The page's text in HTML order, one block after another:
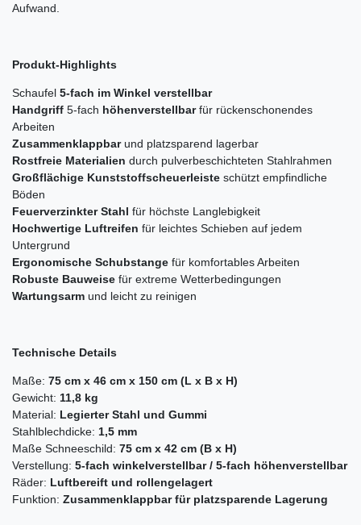
Aufwand.
Produkt-Highlights
Schaufel 5-fach im Winkel verstellbar
Handgriff 5-fach höhenverstellbarfür rückenschonendes
Arbeiten
Zusammenklappbarund platzsparend lagerbar
Rostfreie Materialien durch pulverbeschichteten Stahlrahmen
Großflächige Kunststoffscheuerleiste schützt empfindliche
Böden
Feuerverzinkter Stahl für höchste Langlebigkeit
Hochwertige Luftreifen für leichtes Schieben auf jedem
Untergrund
Ergonomische Schubstange für komfortables Arbeiten
Robuste Bauweise für extreme Wetterbedingungen
Wartungsarm und leicht zu reinigen
Technische Details
Maße: 75 cm x 46 cm x 150 cm (L x B x H)
Gewicht: 11,8 kg
Material: Legierter Stahl und Gummi
Stahlblechdicke: 1,5 mm
Maße Schneeschild: 75 cm x 42 cm (B x H)
Verstellung: 5-fach winkelverstellbar / 5-fach höhenverstellbar
Räder: Luftbereift und rollengelagert
Funktion: Zusammenklappbar für platzsparende Lagerung